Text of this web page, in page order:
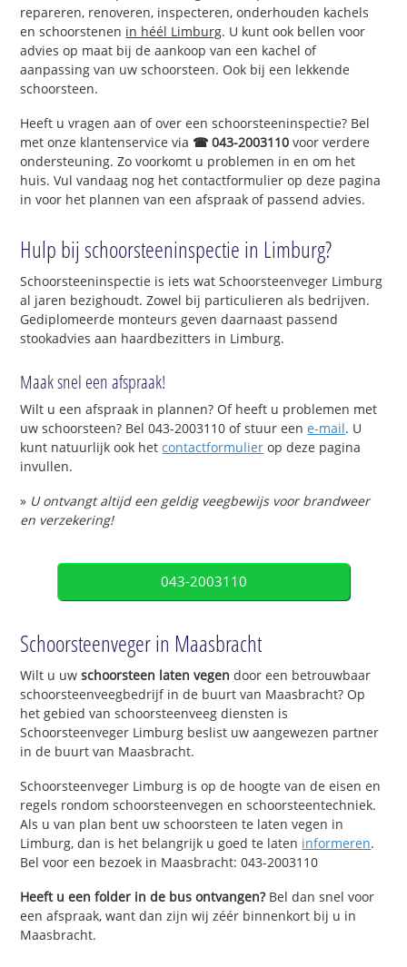
repareren, renoveren, inspecteren, onderhouden kachels
en schoorstenen in héél Limburg. U kunt ook bellen voor
advies op maat bij de aankoop van een kachel of
aanpassing van uw schoorsteen. Ook bij een lekkende
schoorsteen.
Heeft u vragen aan of over een schoorsteeninspectie? Bel
met onze klantenservice via ☎ 043-2003110 voor verdere
ondersteuning. Zo voorkomt u problemen in en om het
huis. Vul vandaag nog het contactformulier op deze pagina
in voor het plannen van een afspraak of passend advies.
Hulp bij schoorsteeninspectie in Limburg?
Schoorsteeninspectie is iets wat Schoorsteenveger Limburg
al jaren bezighoudt. Zowel bij particulieren als bedrijven.
Gediplomeerde monteurs geven daarnaast passend
stookadvies aan haardbezitters in Limburg.
Maak snel een afspraak!
Wilt u een afspraak in plannen? Of heeft u problemen met
uw schoorsteen? Bel 043-2003110 of stuur eene-mail. U
kunt natuurlijk ook hetcontactformulier op deze pagina
invullen.
» U ontvangt altijd een geldig veegbewijs voor brandweer
en verzekering!
043-2003110
Schoorsteenveger in Maasbracht
Wilt u uwschoorsteen laten vegen door een betrouwbaar
schoorsteenveegbedrijf in de buurt van Maasbracht? Op
het gebied van schoorsteenveeg diensten is
Schoorsteenveger Limburg beslist uw aangewezen partner
in de buurt van Maasbracht.
Schoorsteenveger Limburg is op de hoogte van de eisen en
regels rondom schoorsteenvegen en schoorsteentechniek.
Als u van plan bent uw schoorsteen te laten vegen in
Limburg, dan is het belangrijk u goed te laten informeren.
Bel voor een bezoek in Maasbracht: 043-2003110
Heeft u een folder in de bus ontvangen?Bel dan snel voor
een afspraak, want dan zijn wij zéér binnenkort bij u in
Maasbracht.